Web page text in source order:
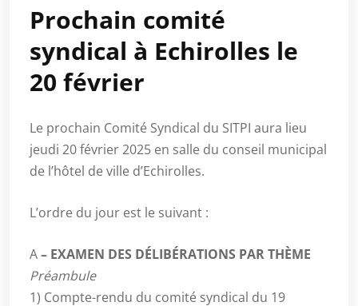
Prochain comité
syndical à Echirolles le
20 février
Le prochain Comité Syndical du SITPI aura lieu
jeudi 20 février 2025 en salle du conseil municipal
de l’hôtel de ville d’Echirolles.
L’ordre du jour est le suivant :
A– EXAMEN DES DÉLIBÉRATIONS PAR THÈME
Préambule
1) Compte-rendu du comité syndical du 19